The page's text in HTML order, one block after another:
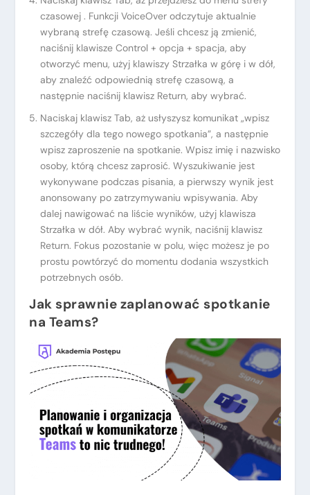
czasowej . Funkcji VoiceOver odczytuje aktualnie
wybraną strefę czasową. Jeśli chcesz ją zmienić,
naciśnij klawisze Control + opcja + spacja, aby
otworzyć menu, użyj klawiszy Strzałka w górę i w dół,
aby znaleźć odpowiednią strefę czasową, a
następnie naciśnij klawisz Return, aby wybrać.
Naciskaj klawisz Tab, aż usłyszysz komunikat „wpisz
szczegóły dla tego nowego spotkania”, a następnie
wpisz zaproszenie na spotkanie. Wpisz imię i nazwisko
osoby, którą chcesz zaprosić. Wyszukiwanie jest
wykonywane podczas pisania, a pierwszy wynik jest
anonsowany po zatrzymywaniu wpisywania. Aby
dalej nawigować na liście wyników, użyj klawisza
Strzałka w dół. Aby wybrać wynik, naciśnij klawisz
Return. Fokus pozostanie w polu, więc możesz je po
prostu powtórzyć do momentu dodania wszystkich
potrzebnych osób.
Jak sprawnie zaplanować spotkanie
na Teams?